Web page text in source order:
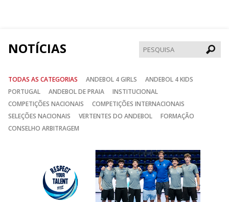
NOTÍCIAS
TODAS AS CATEGORIAS ANDEBOL 4 GIRLS
ANDEBOL 4 KIDS
PORTUGAL
ANDEBOL DE PRAIA
INSTITUCIONAL
COMPETIÇÕES NACIONAIS
COMPETIÇÕES INTERNACIONAIS
SELEÇÕES NACIONAIS
VERTENTES DO ANDEBOL
FORMAÇÃO
CONSELHO ARBITRAGEM